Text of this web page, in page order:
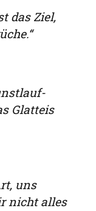
das Ziel,
Glatteis
uns
nicht alles